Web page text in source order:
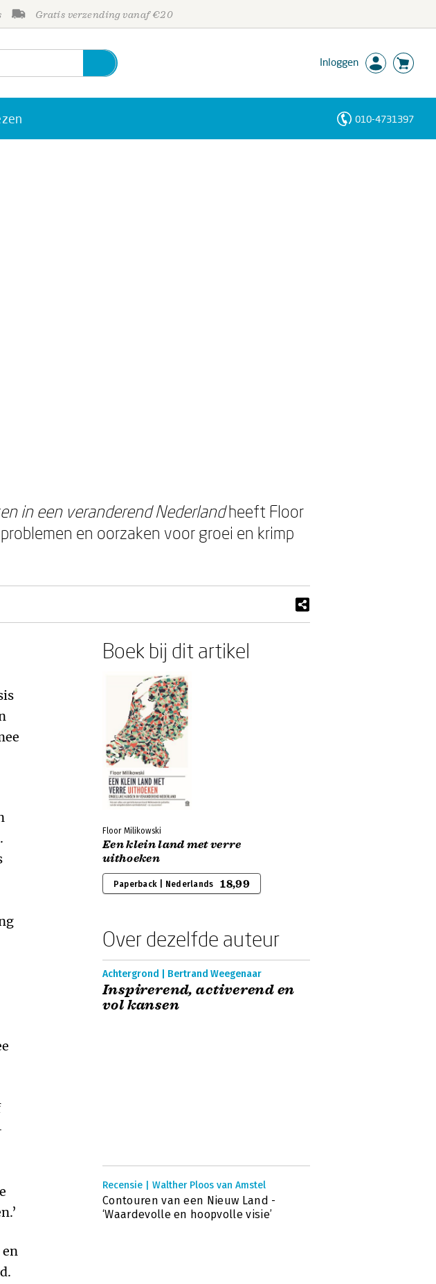
Gratis verzending vanaf €20
Inloggen
010-4731397
in een veranderend Nederlandheeft Floor
en oorzaken voor groei en krimp
en
Boek bij dit artikel
Floor Milikowski
Een klein land met verre
uithoeken
Paperback | Nederlands 18,99
Over dezelfde auteur
Achtergrond | Bertrand Weegenaar
Inspirerend, activerend en
vol kansen
Recensie | Walther Ploos van Amstel
Contouren van een Nieuw Land -
‘Waardevolle en hoopvolle visie’
Personen